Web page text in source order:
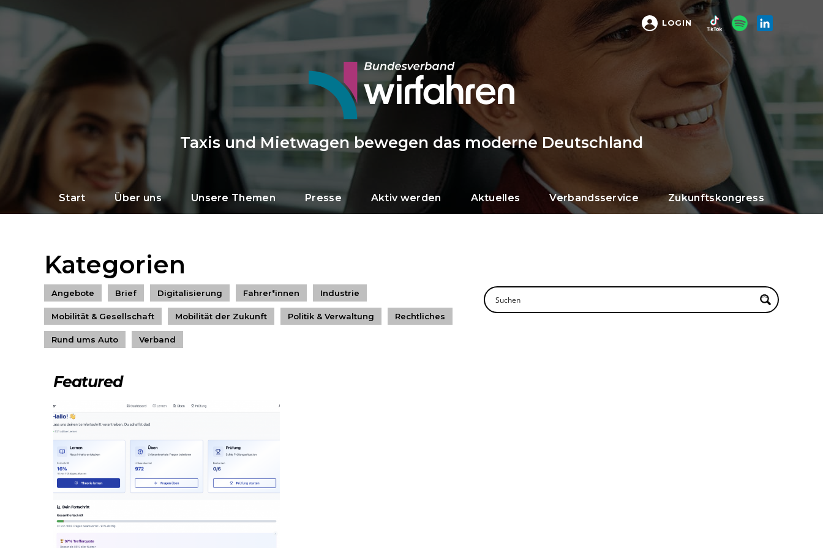
LOGIN
Taxis und Mietwagen bewegen das moderne Deutschland
Start Über uns Unsere Themen Presse Aktiv werden Aktuelles Verbandsservice Zukunftskongress
Kategorien
Angebote Brief Digitalisierung Fahrer*innen Industrie
Mobilität & Gesellschaft Mobilität der Zukunft Politik & Verwaltung Rechtliches
Rund ums Auto Verband
Featured